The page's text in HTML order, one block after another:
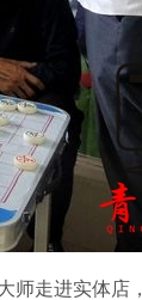
走进实体